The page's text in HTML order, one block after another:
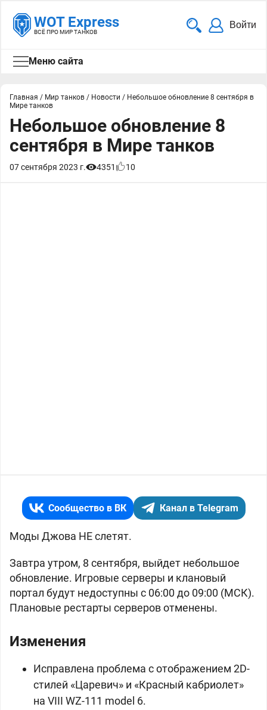
WOT Express
ВСЁ ПРО МИР ТАНКОВ
Войти
Меню сайта
Главная / Мир танков / Новости / Небольшое обновление 8 сентября в
Мире танков
Небольшое обновление 8
сентября в Мире танков
07 сентября 2023 г. 4351 10
Сообщество в ВК Канал в Telegram
Моды Джова НЕ слетят.
Завтра утром, 8 сентября, выйдет небольшое
обновление. Игровые серверы и клановый
портал будут недоступны с 06:00 до 09:00 (МСК).
Плановые рестарты серверов отменены.
Изменения
Исправлена проблема с отображением 2D-
стилей «Царевич» и «Красный кабриолет»
на VIII WZ-111 model 6.